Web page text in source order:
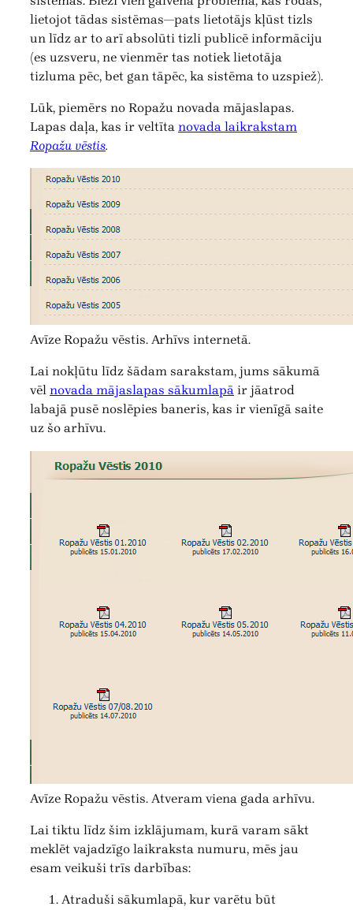
lietojot tādas sistēmas—pats lietotājs kļūst tizls
un līdz ar to arī absolūti tizli publicē informāciju
(es uzsveru, ne vienmēr tas notiek lietotāja
tizluma pēc, bet gan tāpēc, ka sistēma to uzspiež).
Lūk, piemērs no Ropažu novada mājaslapas.
Lapas daļa, kas ir veltīta novada laikrakstam
Ropažu vēstis.
Avīze Ropažu vēstis. Arhīvs internetā.
Lai nokļūtu līdz šādam sarakstam, jums sākumā
vēl novada mājaslapas sākumlapā ir jāatrod
labajā pusē noslēpies baneris, kas ir vienīgā saite
uz šo arhīvu.
Avīze Ropažu vēstis. Atveram viena gada arhīvu.
Lai tiktu līdz šim izklājumam, kurā varam sākt
meklēt vajadzīgo laikraksta numuru, mēs jau
esam veikuši trīs darbības:
Atraduši sākumlapā, kur varētu būt